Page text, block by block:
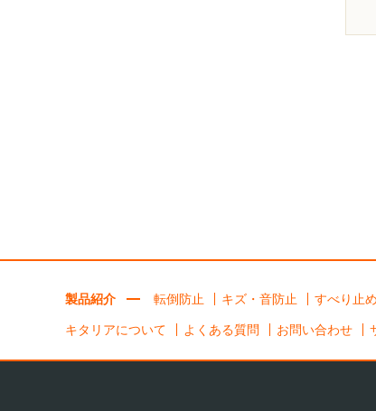
製品紹介 転倒防止 キズ・音防止 すべり止め
キタリアについて
よくある質問 お問い合わせ